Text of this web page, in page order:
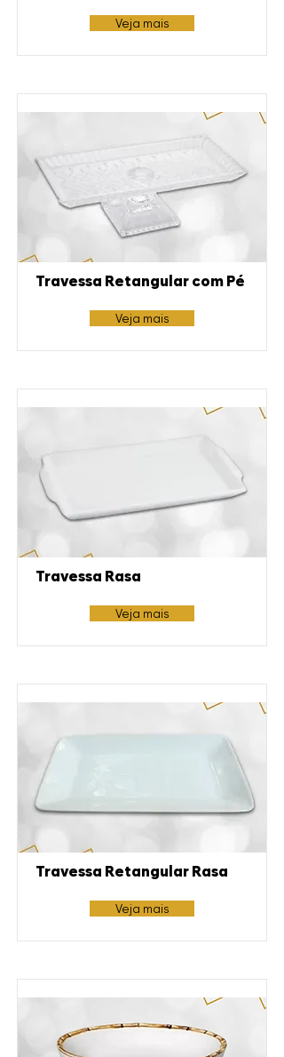
Veja mais
Travessa Retangular com Pé
Veja mais
Travessa Rasa
Veja mais
Travessa Retangular Rasa
Veja mais